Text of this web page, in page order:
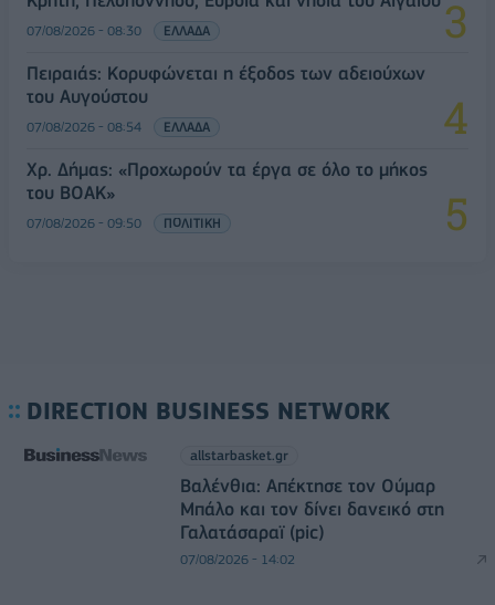
07/08/2026 - 08:30 ΕΛΛΑΔΑ
Πειραιάς: Κορυφώνεται η έξοδος των αδειούχων
του Αυγούστου
07/08/2026 - 08:54 ΕΛΛΑΔΑ
Χρ. Δήμας: «Προχωρούν τα έργα σε όλο το μήκος
του ΒΟΑΚ»
07/08/2026 - 09:50 ΠΟΛΙΤΙΚΗ
DIRECTION BUSINESS NETWORK
allstarbasket.gr
Βαλένθια: Απέκτησε τον Ούμαρ
Μπάλο και τον δίνει δανεικό στη
Γαλατάσαραϊ (pic)
07/08/2026 - 14:02